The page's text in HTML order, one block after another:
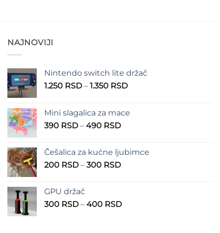
NAJNOVIJI
Nintendo switch lite držač
1.250 RSD – 1.350 RSDRaspon
1.250 RSD
Mini slagalica za mace
390 RSD – 490 RSDRaspon
390 RSD
do
Češalica za kućne ljubimce
200 RSD – 300 RSDRaspon
do
GPU držač
300 RSD – 400 RSDRaspon